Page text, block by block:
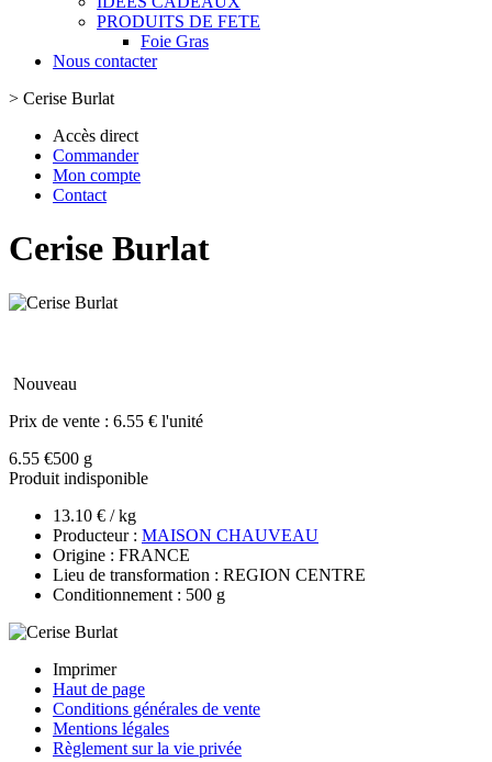
PRODUITS DE FETE
Foie Gras
Nous contacter
> Cerise Burlat
Accès direct
Commander
Mon compte
Contact
Cerise Burlat
Nouveau
Prix de vente : 6.55 € l'unité
6.55 €500 g
Produit indisponible
13.10 € / kg
Producteur : MAISON CHAUVEAU
Origine : FRANCE
Lieu de transformation : REGION CENTRE
Conditionnement : 500 g
Imprimer
Haut de page
Conditions générales de vente
Mentions légales
Règlement sur la vie privée